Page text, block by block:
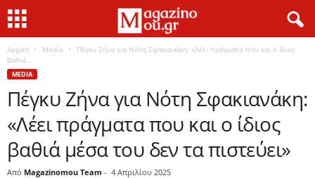
Αρχική Media
Πέγκυ Ζήνα για Νότη Σφακιανάκη: «Λέει πράγματα που και ο ίδιος
βαθιά...
MEDIA
Πέγκυ Ζήνα για Νότη Σφακιανάκη:
«Λέει πράγματα που και ο ίδιος
βαθιά μέσα του δεν τα πιστεύει»
Από Magazinomou Team - 4 Απριλίου 2025